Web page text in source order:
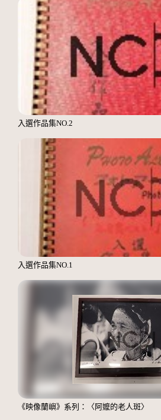
入選作品集NO.2
入選作品集NO.1
《映像蘭嶼》系列：〈阿嬤的老人斑〉